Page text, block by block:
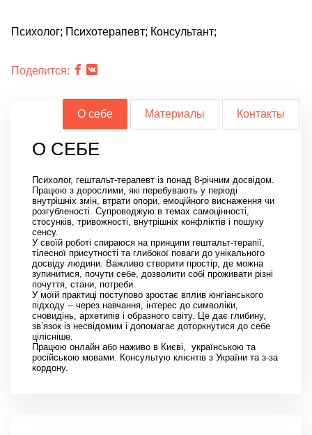
Психолог; Психотерапевт; Консультант;
Поделится:
О себе Материалы Контакты
О СЕБЕ
Психолог, гештальт-терапевт із понад 8-річним досвідом.
Працюю з дорослими, які перебувають у періоді
внутрішніх змін, втрати опори, емоційного виснаження чи
розгубленості. Супроводжую в темах самоцінності,
стосунків, тривожності, внутрішніх конфліктів і пошуку
сенсу.
У своїй роботі спираюся на принципи гештальт-терапії,
тілесної присутності та глибокої поваги до унікального
досвіду людини. Важливо створити простір, де можна
зупинитися, почути себе, дозволити собі проживати різні
почуття, стани, потреби.
У моїй практиці поступово зростає вплив юнгіанського
підходу -- через навчання, інтерес до символіки,
сновидінь, архетипів і образного світу. Це дає глибину,
зв’язок із несвідомим і допомагає доторкнутися до себе
цілісніше.
Працюю онлайн або наживо в Києві, українською та
російською мовами. Консультую клієнтів з України та з-за
кордону.